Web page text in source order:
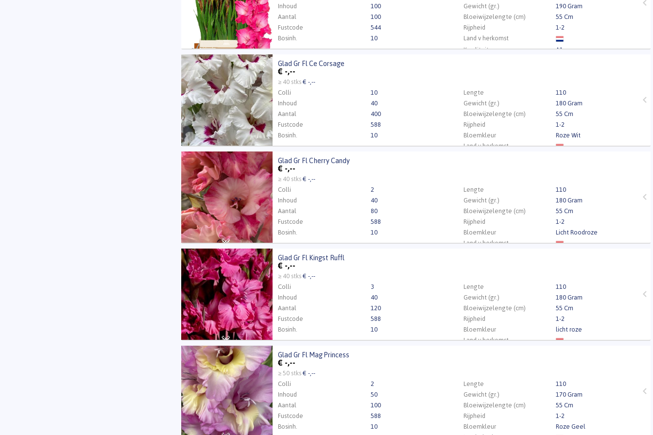
Inhoud
100 Gewicht (gr.)
190 Gram
Aantal
100 Bloeiwijzelengte (cm)
55 Cm
Fustcode
544 Rijpheid
1-2
Bosinh.
10
Land v herkomst
Kwaliteit
A1
Kweker
Glad Gr Fl Ce Corsage
€ -,--
≥ 40 stks€ -,--
Colli
10 Lengte
110
Inhoud
40 Gewicht (gr.)
180 Gram
Aantal
400 Bloeiwijzelengte (cm)
55 Cm
Fustcode
588 Rijpheid
1-2
Bosinh.
10 Bloemkleur
Roze Wit
Land v herkomst
Kweker
Glad Gr Fl Ce Corsage
U moet ingelogd zijn om te kunnen kopen.
Glad Gr Fl Cherry Candy
€ -,--
≥ 40 stks€ -,--
Colli
2 Lengte
110
Inhoud
40 Gewicht (gr.)
180 Gram
Aantal
80 Bloeiwijzelengte (cm)
55 Cm
Fustcode
588 Rijpheid
1-2
Bosinh.
10 Bloemkleur
Licht Roodroze
Land v herkomst
Kweker
Glad Gr Fl Cherry Candy
U moet ingelogd zijn om te kunnen kopen.
Glad Gr Fl Kingst Ruffl
€ -,--
≥ 40 stks€ -,--
Colli
3 Lengte
110
Inhoud
40 Gewicht (gr.)
180 Gram
Aantal
120 Bloeiwijzelengte (cm)
55 Cm
Fustcode
588 Rijpheid
1-2
Bosinh.
10 Bloemkleur
licht roze
Land v herkomst
Kweker
Glad Gr Fl Kingst Ruffl
U moet ingelogd zijn om te kunnen kopen.
Glad Gr Fl Mag Princess
€ -,--
≥ 50 stks€ -,--
Colli
2 Lengte
110
Inhoud
50 Gewicht (gr.)
170 Gram
Aantal
100 Bloeiwijzelengte (cm)
55 Cm
Fustcode
588 Rijpheid
1-2
Bosinh.
10 Bloemkleur
Roze Geel
Glad Gr Fl Mag Princess
U moet ingelogd zijn om te kunnen kopen.